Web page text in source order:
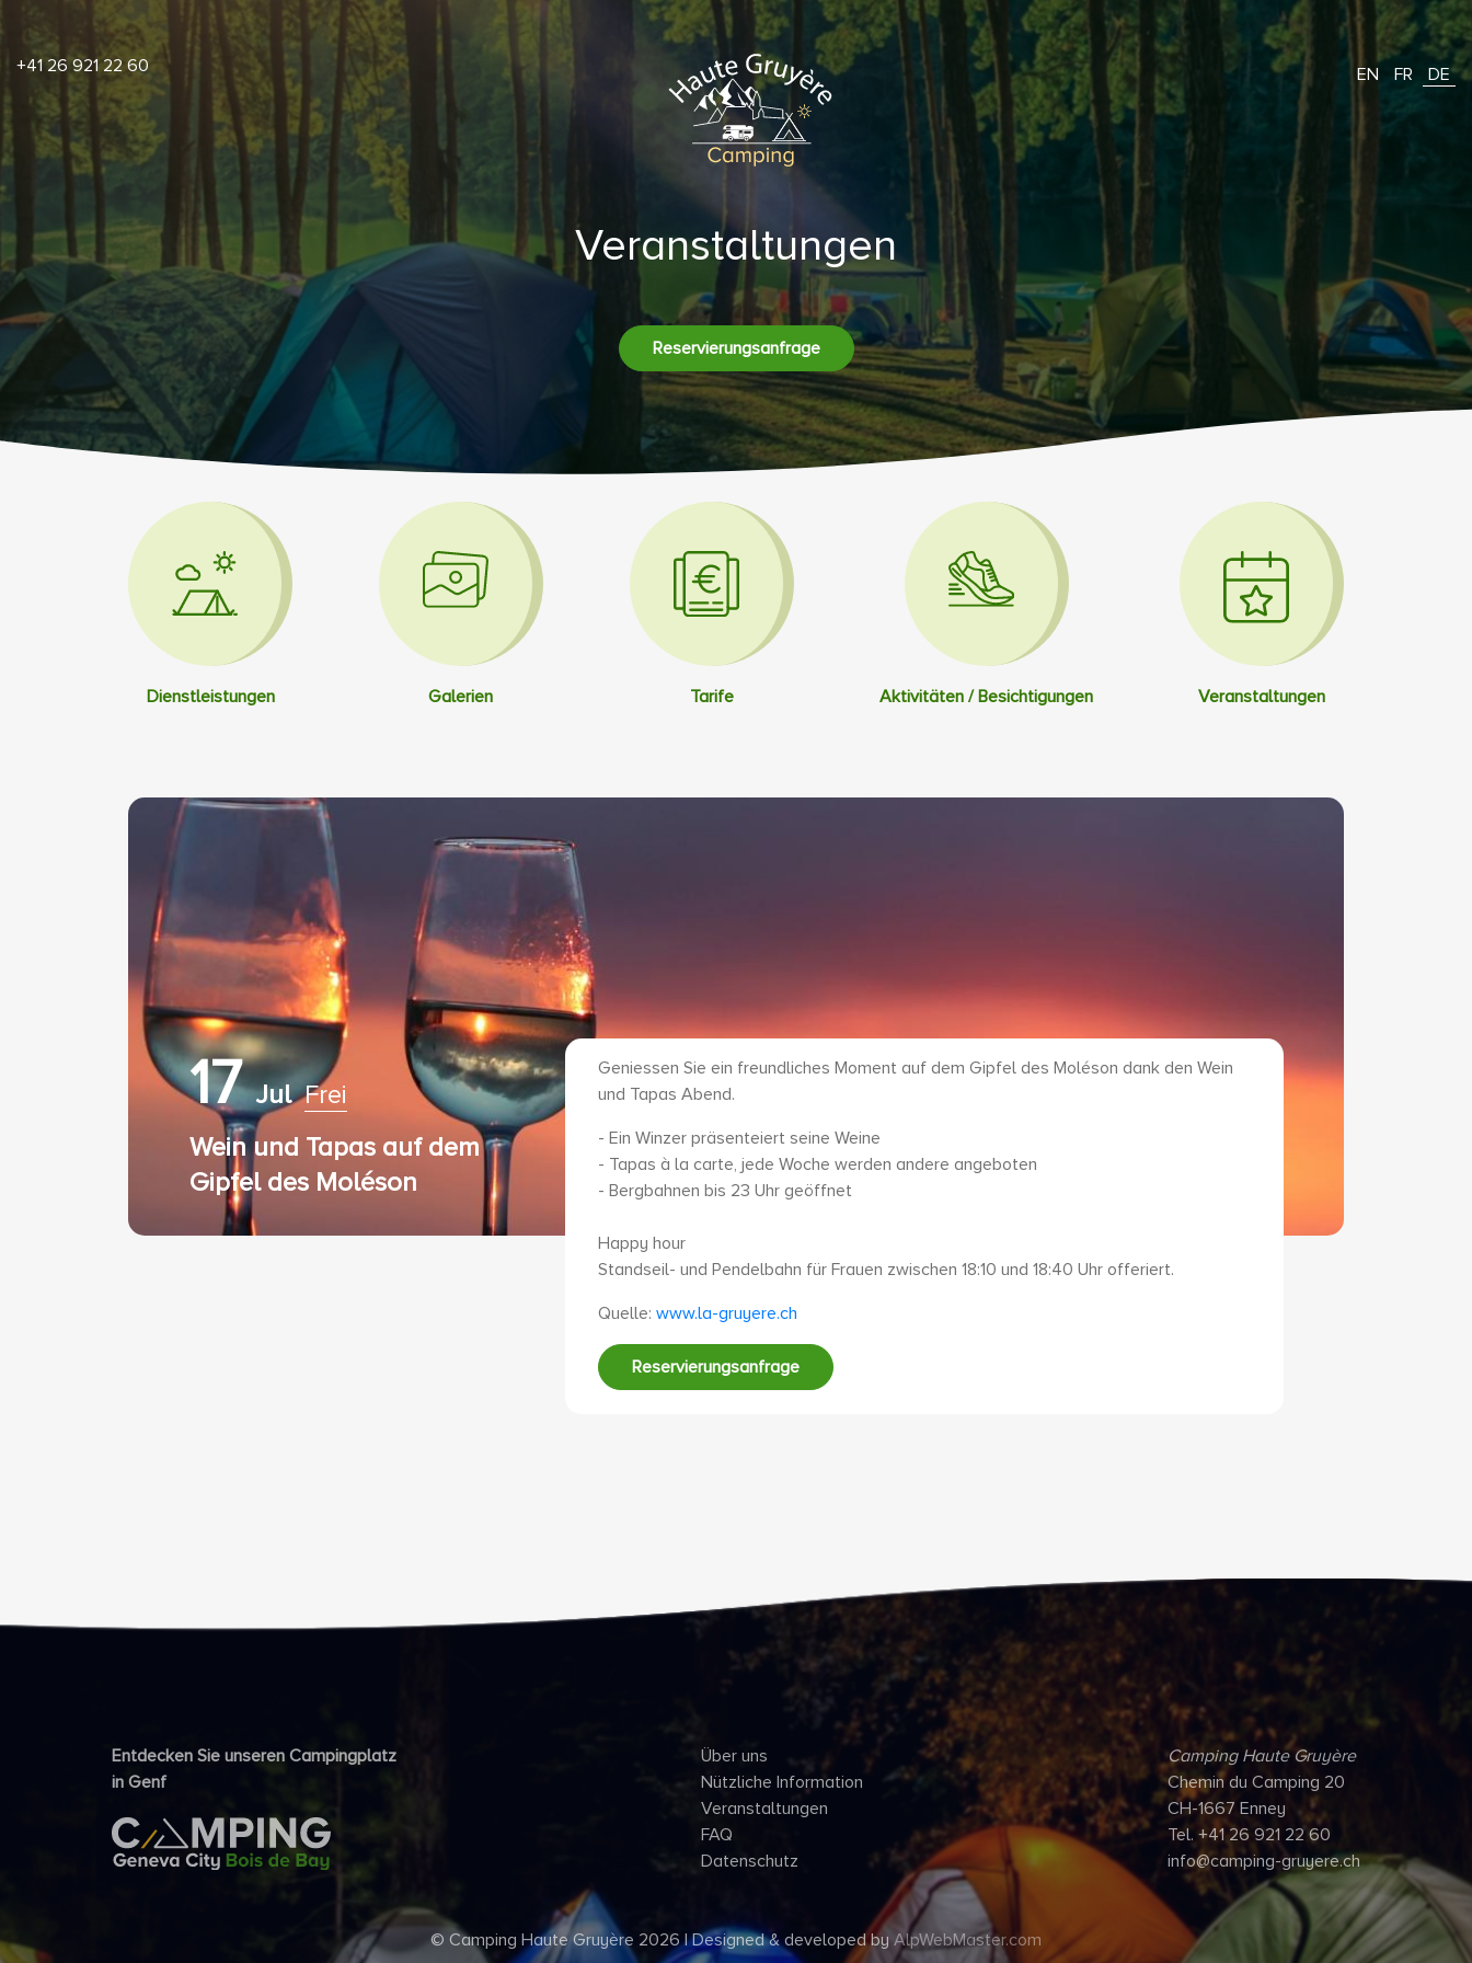
+41 26 921 22 60 EN FR DE
Veranstaltungen
Reservierungsanfrage
Dienstleistungen Galerien Tarife Aktivitäten / Besichtigungen Veranstaltungen
17 Jul Frei
Wein und Tapas auf dem
Gipfel des Moléson
Geniessen Sie ein freundliches Moment auf dem Gipfel des Moléson dank den Wein
und Tapas Abend.
- Ein Winzer präsenteiert seine Weine
- Tapas à la carte, jede Woche werden andere angeboten
- Bergbahnen bis 23 Uhr geöffnet
Happy hour
Standseil- und Pendelbahn für Frauen zwischen 18:10 und 18:40 Uhr offeriert.
Quelle: www.la-gruyere.ch
Reservierungsanfrage
Entdecken Sie unseren Campingplatz
in Genf
Über uns
Nützliche Information
Veranstaltungen
FAQ
Datenschutz
Camping Haute Gruyère
Chemin du Camping 20
CH-1667 Enney
Tel. +41 26 921 22 60
info@camping-gruyere.ch
© Camping Haute Gruyère 2026 | Designed & developed by AlpWebMaster.com